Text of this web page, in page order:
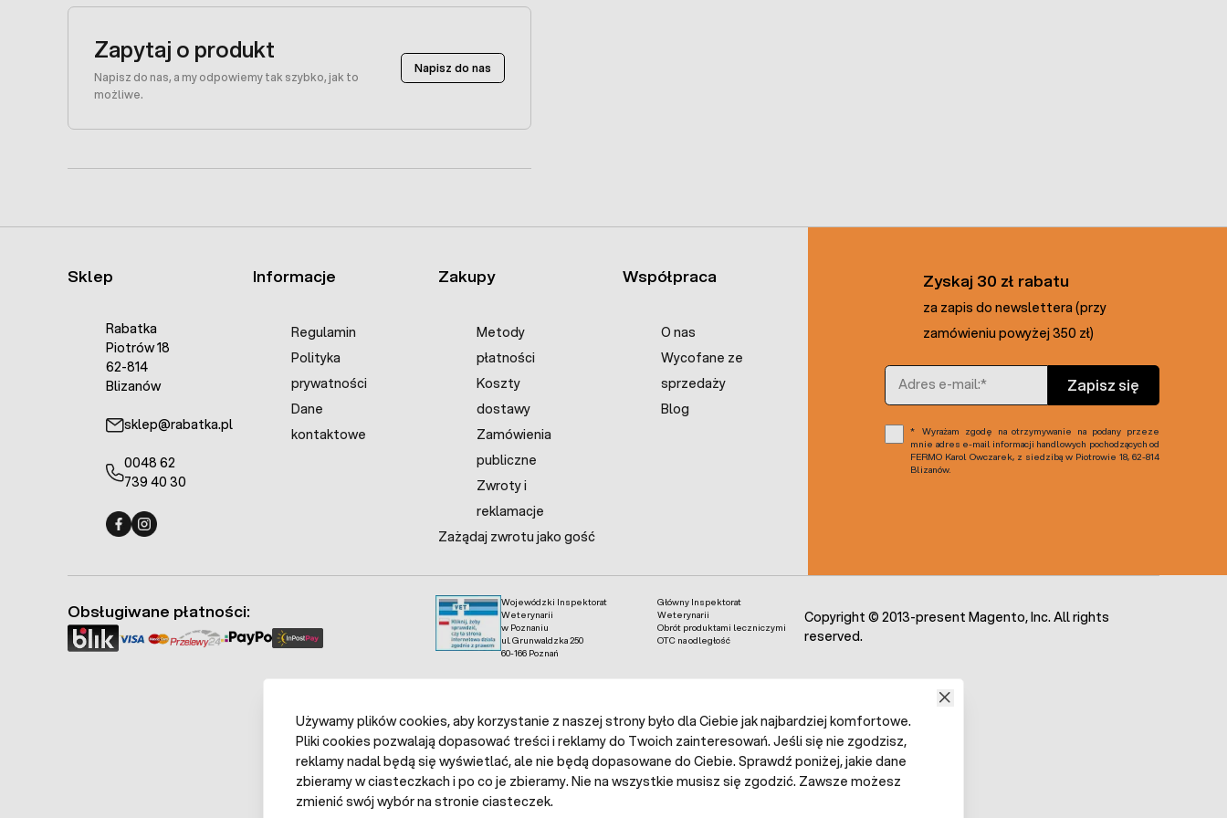
Zapytaj o produkt
Napisz do nas, a my odpowiemy tak szybko, jak to
możliwe.
Napisz do nas
Sklep
Rabatka
Piotrów 18
62-814
Blizanów
sklep@rabatka.pl
0048 62
739 40 30
Informacje
Regulamin
Polityka
prywatności
Dane
kontaktowe
Zakupy
Metody
płatności
Koszty
dostawy
Zamówienia
publiczne
Zwroty i
reklamacje
Zażądaj zwrotu jako gość
Współpraca
O nas
Wycofane ze
sprzedaży
Blog
Zyskaj 30 zł rabatu
za zapis do newslettera (przy
zamówieniu powyżej 350 zł)
Adres e-mail
Zapisz się
Wyrażam zgodę na otrzymywanie na podany przeze
mnie adres e-mail informacji handlowych pochodzących od
FERMO Karol Owczarek, z siedzibą w Piotrowie 18, 62-814
Blizanów.
Wojewódzki Inspektorat
Weterynarii
w Poznaniu
ul. Grunwaldzka 250
60-166 Poznań
Główny Inspektorat
Weterynarii
Obrót produktami leczniczymi
OTC na odległość
Obsługiwane płatności:
Copyright © 2013-present Magento, Inc. All rights
reserved.
Używamy plików cookies, aby korzystanie z naszej strony było dla Ciebie jak najbardziej komfortowe.
Pliki cookies pozwalają dopasować treści i reklamy do Twoich zainteresowań. Jeśli się nie zgodzisz,
reklamy nadal będą się wyświetlać, ale nie będą dopasowane do Ciebie. Sprawdź poniżej, jakie dane
zbieramy w ciasteczkach i po co je zbieramy. Nie na wszystkie musisz się zgodzić. Zawsze możesz
zmienić swój wybór na stronie ciasteczek.